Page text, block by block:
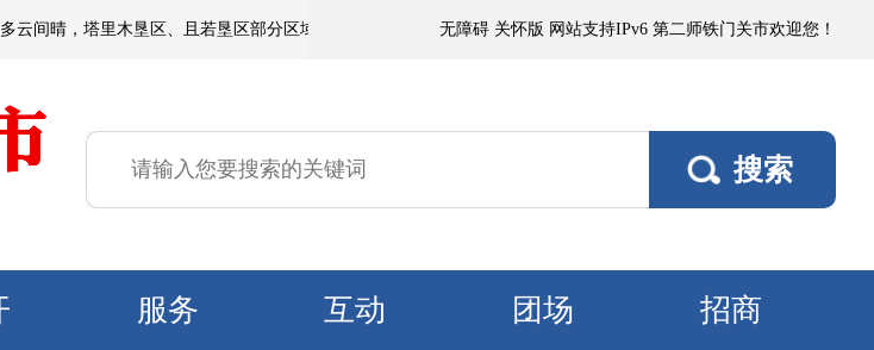
间晴，塔里木垦区、且若垦区部分区域有短时扬沙或浮尘，局部有微到小阵雨；各垦区阵风4～5级，南部垦区风
无障碍 关怀版 网站支持IPv6 第二师铁门关市欢迎您！
服务 互动 团场 招商